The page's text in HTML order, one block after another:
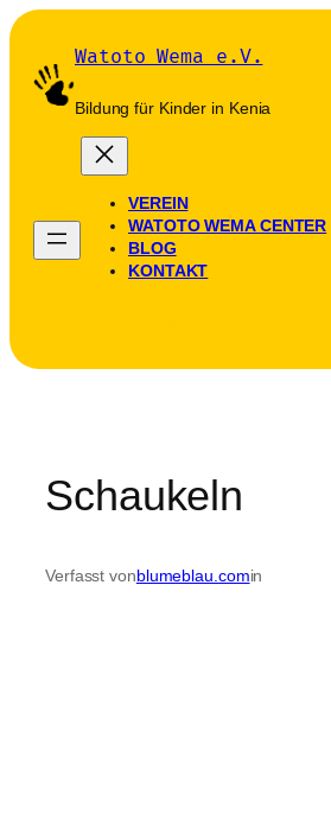
Zum
springen
Watoto Wema e.V.
Bildung für Kinder in Kenia
VEREIN
WATOTO WEMA CENTER
BLOG
KONTAKT
Schaukeln
Verfasst vonblumeblau.comin